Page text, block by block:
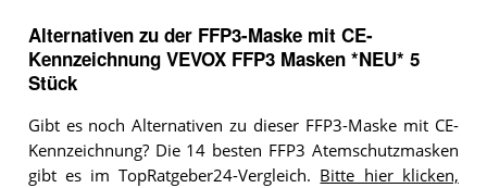
Alternativen zu der FFP3-Maske mit CE-
Kennzeichnung VEVOX FFP3 Masken *NEU* 5
Stück
Gibt es noch Alternativen zu dieser FFP3-Maske mit CE-
Kennzeichnung? Die 14 besten FFP3 Atemschutzmasken
gibt es im TopRatgeber24-Vergleich. Bitte hier klicken,